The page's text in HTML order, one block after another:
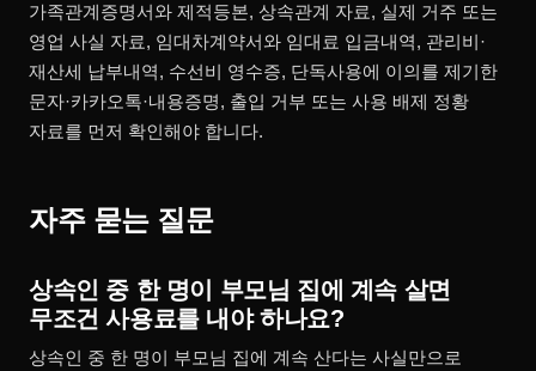
가족관계증명서와 제적등본, 상속관계 자료, 실제 거주 또는
영업 사실 자료, 임대차계약서와 임대료 입금내역, 관리비·
재산세 납부내역, 수선비 영수증, 단독사용에 이의를 제기한
문자·카카오톡·내용증명, 출입 거부 또는 사용 배제 정황
자료를 먼저 확인해야 합니다.
자주 묻는 질문
상속인 중 한 명이 부모님 집에 계속 살면
무조건 사용료를 내야 하나요?
상속인 중 한 명이 부모님 집에 계속 산다는 사실만으로